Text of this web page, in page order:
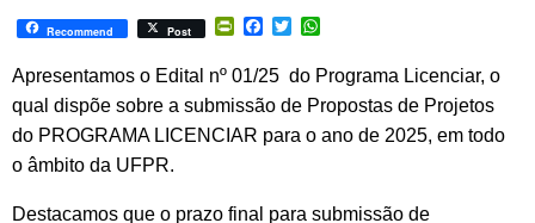
Recommend Post PrintFriendly
Facebook
Twitter
Apresentamos o Edital nº 01/25 do Programa Licenciar, o
qual dispõe sobre a submissão de Propostas de Projetos
do PROGRAMA LICENCIAR para o ano de 2025, em todo
o âmbito da UFPR.
Destacamos que o prazo final para submissão de